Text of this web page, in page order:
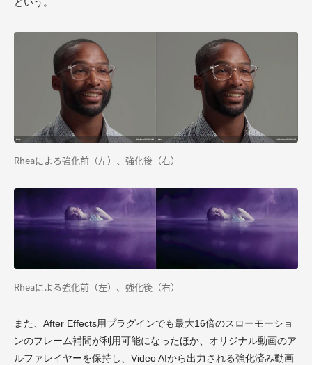
Rheaによる強化前（左）、強化後（右）
Rheaによる強化前（左）、強化後（右）
また、After Effects用プラグインでも最大16倍のスローモーショ
ンのフレーム補間が利用可能になったほか、オリジナル動画のア
ルファレイヤーを保持し、Video AIから出力される強化済み動画